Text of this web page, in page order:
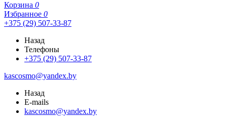
Корзина 0
Избранное 0
+375 (29) 507-33-87
Назад
Телефоны
+375 (29) 507-33-87
kascosmo@yandex.by
Назад
E-mails
kascosmo@yandex.by